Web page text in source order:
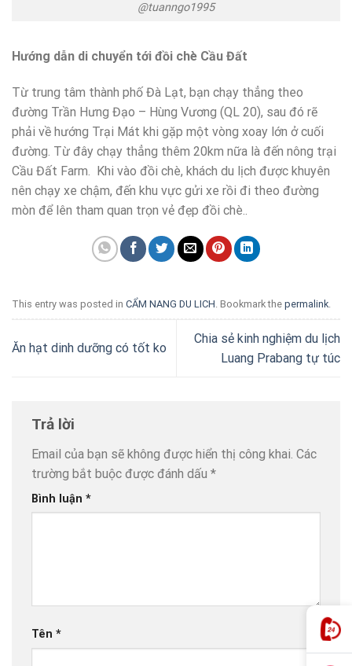
@tuanngo1995
Hướng dẫn di chuyển tới đồi chè Cầu Đất
Từ trung tâm thành phố Đà Lạt, bạn chạy thẳng theo
đường Trần Hưng Đạo – Hùng Vương (QL 20), sau đó rẽ
phải về hướng Trại Mát khi gặp một vòng xoay lớn ở cuối
đường. Từ đây chạy thẳng thêm 20km nữa là đến nông trại
Cầu Đất Farm. Khi vào đồi chè, khách du lịch được khuyên
nên chạy xe chậm, đến khu vực gửi xe rồi đi theo đường
mòn để lên tham quan trọn vẻ đẹp đồi chè..
This entry was posted in CẨM NANG DU LICH . Bookmark the permalink
Ăn hạt dinh dưỡng có tốt ko
Chia sẻ kinh nghiệm du lịch
Luang Prabang tự túc
Trả lời
Email của bạn sẽ không được hiển thị công khai. Các
trường bắt buộc được đánh dấu *
Bình luận *
Tên *